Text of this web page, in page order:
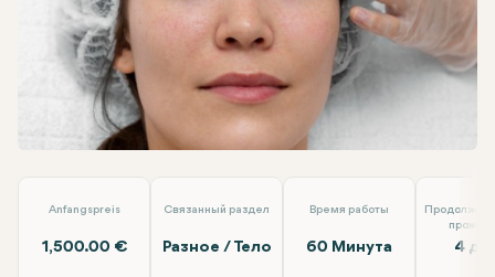
Электронная почта
Anfangspreis
1,500.00 €
Связанный раздел
Разное / Тело
Время работы
60 Минута 4